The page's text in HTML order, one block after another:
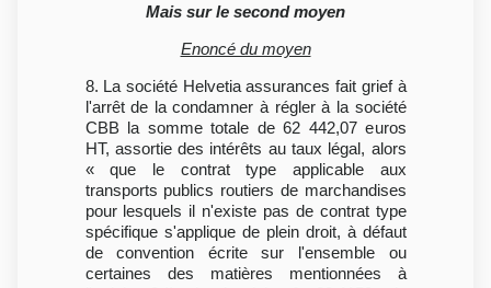
Mais sur le second moyen
Enoncé du moyen
8. La société Helvetia assurances fait grief à
l'arrêt de la condamner à régler à la société
CBB la somme totale de 62 442,07 euros
HT, assortie des intérêts au taux légal, alors
« que le contrat type applicable aux
transports publics routiers de marchandises
pour lesquels il n'existe pas de contrat type
spécifique s'applique de plein droit, à défaut
de convention écrite sur l'ensemble ou
certaines des matières mentionnées à